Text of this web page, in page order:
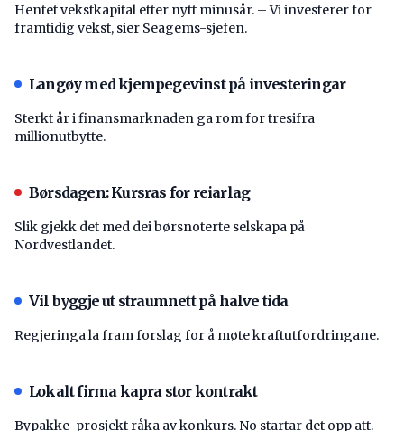
Hentet vekstkapital etter nytt minusår. – Vi investerer for
framtidig vekst, sier Seagems-sjefen.
Langøy med kjempegevinst på investeringar
Sterkt år i finansmarknaden ga rom for tresifra
millionutbytte.
Børsdagen: Kursras for reiarlag
Slik gjekk det med dei børsnoterte selskapa på
Nordvestlandet.
Vil byggje ut straumnett på halve tida
Regjeringa la fram forslag for å møte kraftutfordringane.
Lokalt firma kapra stor kontrakt
Bypakke-prosjekt råka av konkurs. No startar det opp att.